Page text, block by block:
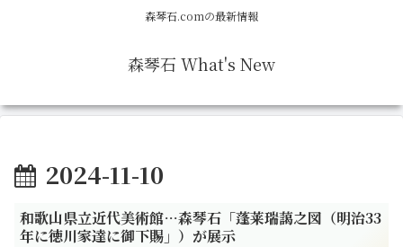
森琴石.comの最新情報
森琴石 What's New
2024-11-10
和歌山県立近代美術館…森琴石「蓬莱瑞藹之図（明治33
年に徳川家達に御下賜」）が展示